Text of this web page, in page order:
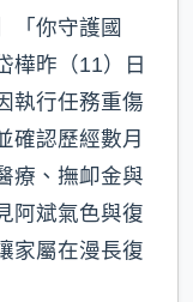
「你守護國
樺昨（11）日
執行任務重傷
確認歷經數月
療、撫卹金與
阿斌氣色與復
家屬在漫長復